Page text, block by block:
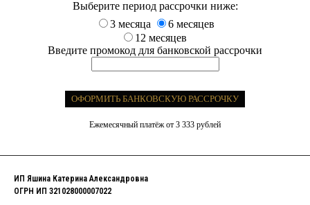
Выберите период рассрочки ниже:
3 месяца
6 месяцев
12 месяцев
Введите промокод для банковской рассрочки
ОФОРМИТЬ БАНКОВСКУЮ РАССРОЧКУ
Ежемесячный платёж от 3 333 рублей
ИП Яшина Катерина Александровна
ОГРН ИП 321028000007022